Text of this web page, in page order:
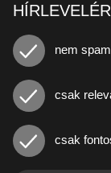
nem
csak
csak